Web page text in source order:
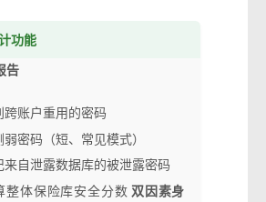
功能
告
跨账户重用的密码
密码（短、常见模式）
来自泄露数据库的被泄露密码
整体保险库安全分数 双因素身